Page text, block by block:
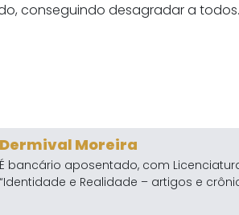
conseguindo desagradar a todos.
Dermival Moreira
É bancário aposentado, com
“Identidade e Realidade – artigos e